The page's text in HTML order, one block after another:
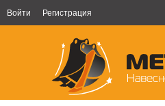
Войти Регистрация